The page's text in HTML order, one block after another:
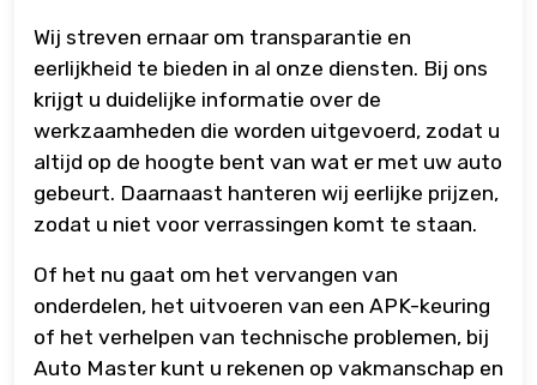
Wij streven ernaar om transparantie en
eerlijkheid te bieden in al onze diensten. Bij ons
krijgt u duidelijke informatie over de
werkzaamheden die worden uitgevoerd, zodat u
altijd op de hoogte bent van wat er met uw auto
gebeurt. Daarnaast hanteren wij eerlijke prijzen,
zodat u niet voor verrassingen komt te staan.
Of het nu gaat om het vervangen van
onderdelen, het uitvoeren van een APK-keuring
of het verhelpen van technische problemen, bij
Auto Master kunt u rekenen op vakmanschap en